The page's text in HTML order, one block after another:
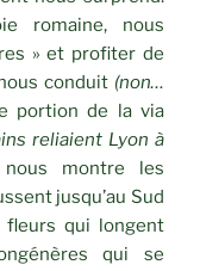
romaine, nous
» et profiter de
conduit (non…
portion de la via
reliaient Lyon à
montre les
jusqu’au Sud
fleurs qui longent
qui se